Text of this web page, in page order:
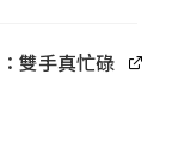
雙手真忙碌